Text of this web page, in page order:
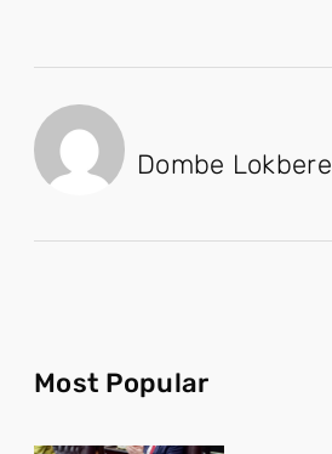
Dombe Lokbere
Most Popular